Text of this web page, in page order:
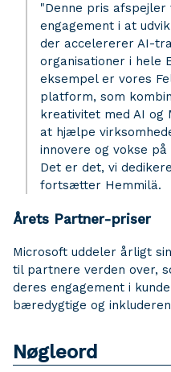
"Denne pris afspejler
engagement i at
der accelererer AI-
organisationer i hele
eksempel er vores
platform, som
kreativitet med AI og
at hjælpe
innovere og vokse
Det er det, vi
fortsætter Hemmilä.
Årets Partner-priser
Microsoft uddeler årligt
til partnere verden over,
deres engagement i
bæredygtige og
Nøgleord